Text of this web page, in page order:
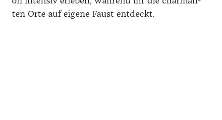
ten Orte auf eige­ne Faust ent­deckt.